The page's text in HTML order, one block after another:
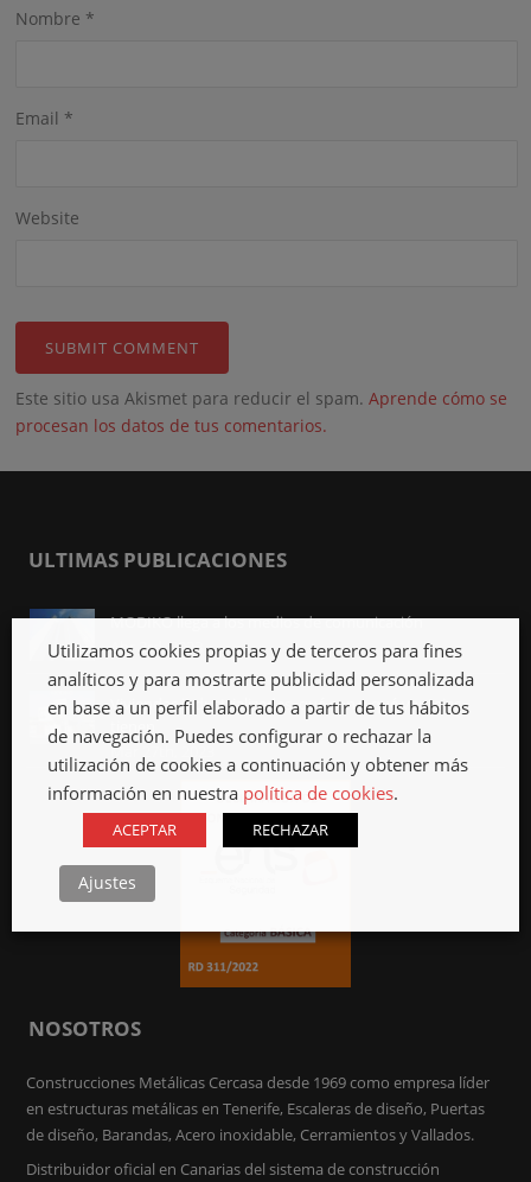
Nombre *
Email *
Website
Este sitio usa Akismet para reducir el spam.Aprende cómo se
procesan los datos de tus comentarios.
ULTIMAS PUBLICACIONES
MODIKO llega a los medios de comunicación
Abr 3rd, 2023
Viviendas industrializadas, qué son y qué ventajas
tienen
Mar 27th, 2023
NOSOTROS
Construcciones Metálicas Cercasa desde 1969 como empresa líder
en estructuras metálicas en Tenerife, Escaleras de diseño, Puertas
de diseño, Barandas, Acero inoxidable, Cerramientos y Vallados.
Distribuidor oficial en Canarias del sistema de construcción
Utilizamos cookies propias y de terceros para fines
analíticos y para mostrarte publicidad personalizada
en base a un perfil elaborado a partir de tus hábitos
de navegación. Puedes configurar o rechazar la
utilización de cookies a continuación y obtener más
información en nuestra política de cookies.
ACEPTAR RECHAZAR
Ajustes